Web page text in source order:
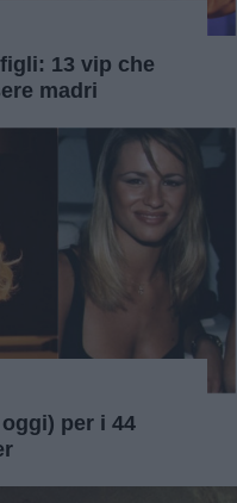
13 vip che
madri
per i 44